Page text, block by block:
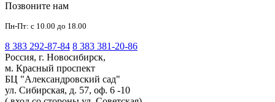
Позвоните нам
Пн-Пт: с 10.00 до 18.00
8 383 292-87-84 8 383 381-20-86
Россия, г. Новосибирск,
м. Красный проспект
БЦ "Александровский сад"
ул. Сибирская, д. 57, оф. 6 -10